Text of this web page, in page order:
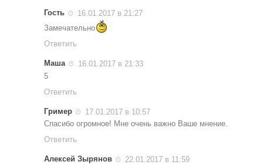
Гость
16.01.2017 в 21:27
Замечательно
Ответить
Маша
16.01.2017 в 21:33
5
Ответить
Гример
17.01.2017 в 10:57
Спасибо огромное! Мне очень важно Ваше мнение.
Ответить
Алексей Зырянов
22.01.2017 в 11:59